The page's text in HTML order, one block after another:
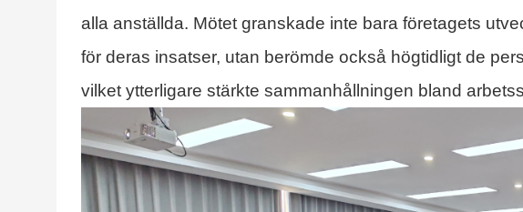
alla anställda. Mötet granskade inte bara företagets
för deras insatser, utan berömde också högtidligt de
vilket ytterligare stärkte sammanhållningen bland